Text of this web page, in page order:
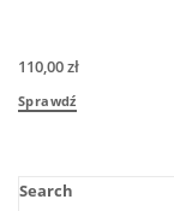
110,00zł
Sprawdź
Search